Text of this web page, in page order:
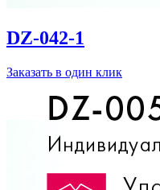
DZ-042-1
Заказать в один клик